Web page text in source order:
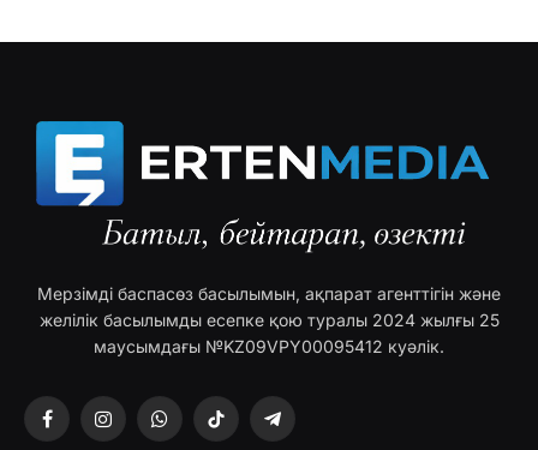
Мерзімді баспасөз басылымын, ақпарат агенттігін және
желілік басылымды есепке қою туралы 2024 жылғы 25
маусымдағы №KZ09VPY00095412 куәлік.
FacebookInstagramWhatsAppTikTok Telegram